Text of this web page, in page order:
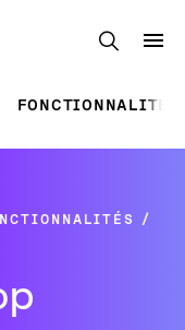
FONCTIONNALITÉS